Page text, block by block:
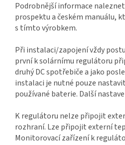
Podrobnější informace
prospektu a českém manuálu,
s tímto výrobkem.
Při instalaci/zapojení vždy
první k solárnímu regulátoru
druhý DC spotřebiče a jako
instalaci je nutné pouze
používané baterie. Další
K regulátoru nelze připojit
rozhraní. Lze připojit externí
Monitorovací zařízení k